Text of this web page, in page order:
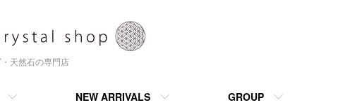
天然石の専門店
NEW ARRIVALS GROUP